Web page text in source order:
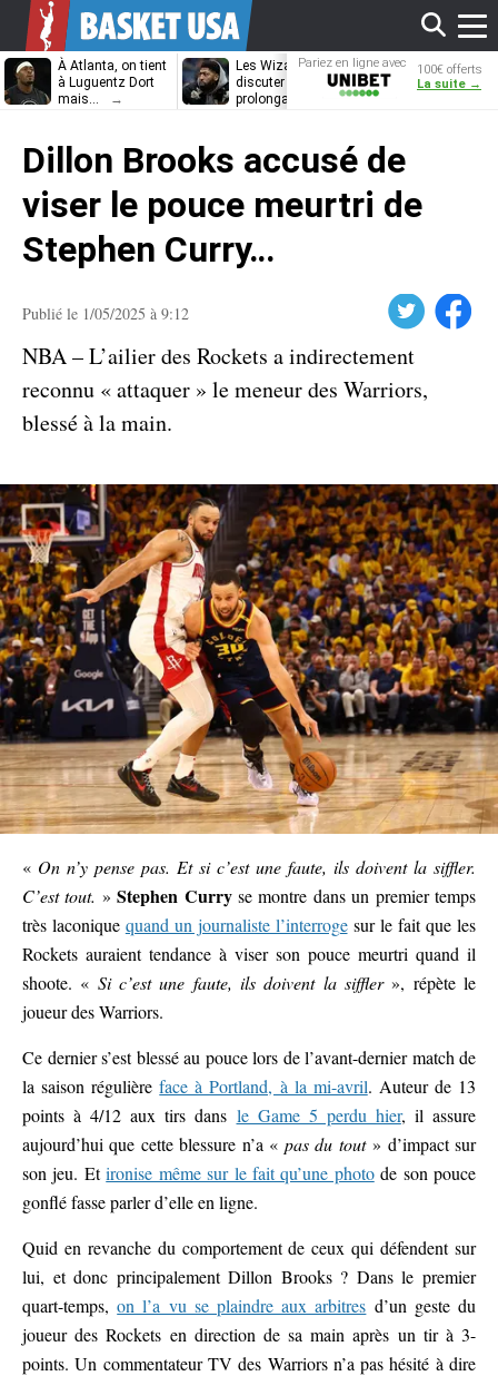
À Atlanta, on tient
à Luguentz Dort
mais…
Les Wizards vont
discuter
prolongation avec
Dennis
découvrira-t-il
Pariez en ligne avec
Unibet
100€ offerts
La suite →
Dillon Brooks accusé de
viser le pouce meurtri de
Stephen Curry…
Publié le 1/05/2025 à 9:12 Facebook
NBA – L’ailier des Rockets a indirectement
reconnu « attaquer » le meneur des Warriors,
blessé à la main.
« On n’y pense pas. Et si c’est une faute, ils doivent la siffler.
C’est tout. »Stephen Curryse montre dans un premier temps
très laconique quand un journaliste l’interrogesur le fait que les
Rockets auraient tendance à viser son pouce meurtri quand il
shoote. « Si c’est une faute, ils doivent la siffler», répète le
joueur des Warriors.
Ce dernier s’est blessé au pouce lors de l’avant-dernier match de
la saison régulièreface à Portland, à la mi-avril. Auteur de 13
points à 4/12 aux tirs dans le Game 5 perdu hier, il assure
aujourd’hui que cette blessure n’a « pas du tout» d’impact sur
son jeu. Etironise même sur le fait qu’une photode son pouce
gonflé fasse parler d’elle en ligne.
Quid en revanche du comportement de ceux qui défendent sur
lui, et donc principalement Dillon Brooks ? Dans le premier
quart-temps,on l’a vu se plaindre aux arbitres d’un geste du
joueur des Rockets en direction de sa main après un tir à 3-
points. Un commentateur TV des Warriors n’a pas hésité à dire